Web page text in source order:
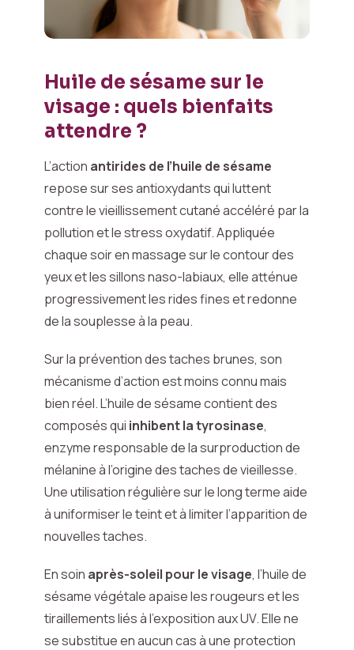
Huile de sésame sur le
visage : quels bienfaits
attendre ?
L’action antirides de l’huile de sésame
repose sur ses antioxydants qui luttent
contre le vieillissement cutané accéléré par la
pollution et le stress oxydatif. Appliquée
chaque soir en massage sur le contour des
yeux et les sillons naso-labiaux, elle atténue
progressivement les rides fines et redonne
de la souplesse à la peau.
Sur la prévention des taches brunes, son
mécanisme d’action est moins connu mais
bien réel. L’huile de sésame contient des
composés qui inhibent la tyrosinase,
enzyme responsable de la surproduction de
mélanine à l’origine des taches de vieillesse.
Une utilisation régulière sur le long terme aide
à uniformiser le teint et à limiter l’apparition de
nouvelles taches.
En soin après-soleil pour le visage, l’huile de
sésame végétale apaise les rougeurs et les
tiraillements liés à l’exposition aux UV. Elle ne
se substitue en aucun cas à une protection